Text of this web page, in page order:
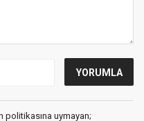
politikasına uymayan;